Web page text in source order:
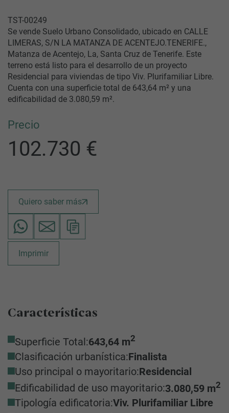
TST-00249
Se vende Suelo Urbano Consolidado, ubicado en CALLE
LIMERAS, S/N LA MATANZA DE ACENTEJO.TENERIFE.,
Matanza de Acentejo, La, Santa Cruz de Tenerife. Este
terreno está listo para el desarrollo de un proyecto
Residencial para viviendas de tipo Viv. Plurifamiliar Libre.
Cuenta con una superficie total de 643,64 m² y una
edificabilidad de 3.080,59 m².
Precio
102.730 €
Quiero saber más
Imprimir
Características
Superficie Total:643,64 m2
Clasificación urbanística:Finalista
Uso principal o mayoritario:Residencial
Edificabilidad de uso mayoritario:3.080,59 m2
Tipología edificatoria:Viv. Plurifamiliar Libre